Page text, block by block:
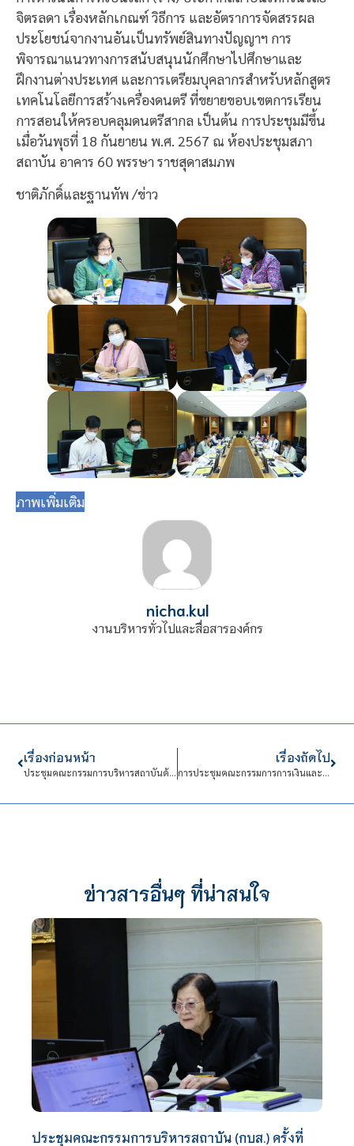
จิตรลดา เรื่องหลักเกณฑ์ วิธีการ และอัตราการจัดสรรผล
ประโยชน์จากงานอันเป็นทรัพย์สินทางปัญญาฯ การ
พิจารณาแนวทางการสนับสนุนนักศึกษาไปศึกษาและ
ฝึกงานต่างประเทศ และการเตรียมบุคลากรสำหรับหลักสูตร
เทคโนโลยีการสร้างเครื่องดนตรี ที่ขยายขอบเขตการเรียน
การสอนให้ครอบคลุมดนตรีสากล เป็นต้น การประชุมมีขึ้น
เมื่อวันพุธที่ 18 กันยายน พ.ศ. 2567 ณ ห้องประชุมสภา
สถาบัน อาคาร 60 พรรษา ราชสุดาสมภพ
ชาติภักดิ์และฐานทัพ /ข่าว
ภาพเพิ่มเติม
nicha.kul
งานบริหารทั่วไปและสื่อสารองค์กร
เรื่องก่อนหน้า
ประชุมคณะกรรมการบริหารสถาบันด้านการบริหารงานบุคคล (กบค.)
เรื่องถัดไป
การประชุมคณะกรรมการการเงินและทรัพย์สิน (กบง.)
ข่าวสารอื่นๆ ที่น่าสนใจ
ประชุมคณะกรรมการบริหารสถาบัน (กบส.) ครั้งที่